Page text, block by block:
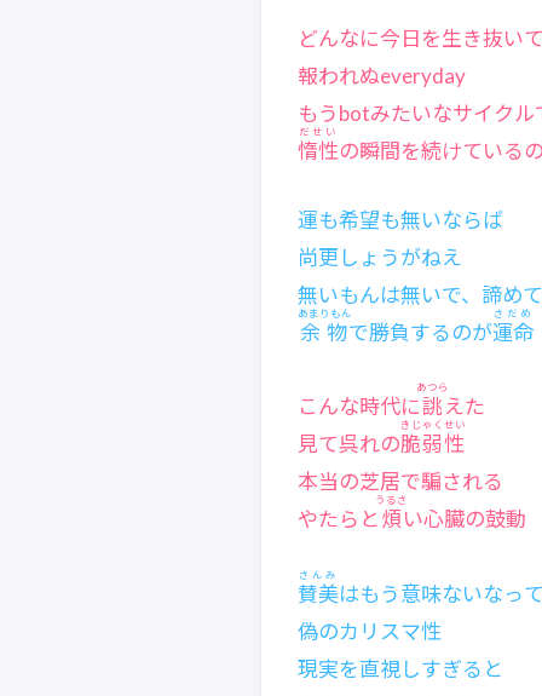
どんなに今日を生き抜い
報われぬeveryday
もうbotみたいなサイクル
惰性
だせい
の瞬間を続けている
運も希望も無いならば
尚更しょうがねえ
無いもんは無いで、諦めて
余物
あまりもん
で勝負するのが運命
さだめ
こんな時代に誂
あつら
えた
見て呉れの脆弱性
きじゃくせい
本当の芝居で騙される
やたらと煩
うるさ
い心臓の鼓動
賛美
さんみ
はもう意味ないなっ
偽のカリスマ性
現実を直視しすぎると